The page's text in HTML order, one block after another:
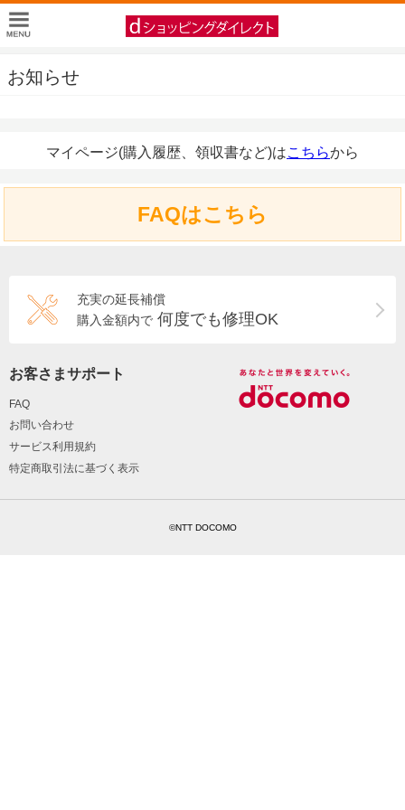
お知らせ
マイページ(購入履歴、領収書など)はこちらから
FAQはこちら
充実の延長補償
購入金額内で 何度でも修理OK
お客さまサポート
FAQ
お問い合わせ
サービス利用規約
特定商取引法に基づく表示
©NTT DOCOMO